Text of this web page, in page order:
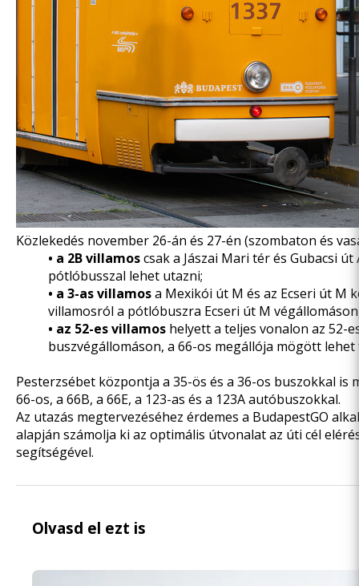
Közlekedés november 26-án és 27-én (szombaton és
• a 2B villamoscsak a Jászai Mari tér és Gubacsi
pótlóbusszal lehet utazni;
• a 3-as villamosa Mexikói út M és az Ecseri út M
villamosról a pótlóbuszra Ecseri út M
• az 52-es villamos helyett a teljes vonalon az 52-
buszvégállomáson, a 66-os megállója mögött lehet
Pesterzsébet központja a 35-ös és a 36-os buszokkal
66-os, a 66B, a 66E, a 123-as és a 123A autóbuszokkal.
Az utazás megtervezéséhez érdemes a BudapestGO
alapján számolja ki az optimális útvonalat az úti cél
segítségével.
Olvasd el ezt is